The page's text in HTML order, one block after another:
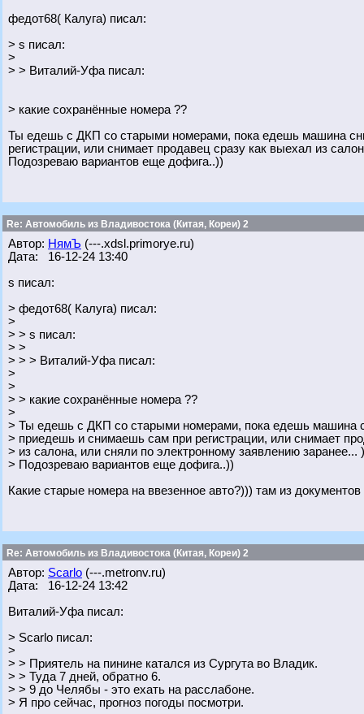
федот68( Калуга) писал:
> s писал:
>
> > Виталий-Уфа писал:
> какие сохранённые номера ??
Ты едешь с ДКП со старыми номерами, пока едешь машина
регистрации, или снимает продавец сразу как выехал из
Подозреваю вариантов еще дофига..))
Re: Автомобиль из Владивостока (Китая, Кореи) 2
Автор: НямЪ (---.xdsl.primorye.ru)
Дата: 16-12-24 13:40
s писал:
> федот68( Калуга) писал:
>
> > s писал:
> >
> > > Виталий-Уфа писал:
>
>
> > какие сохранённые номера ??
>
> Ты едешь с ДКП со старыми номерами, пока едешь машина
> приедешь и снимаешь сам при регистрации, или снимает
> из салона, или сняли по электронному заявлению заранее...
> Подозреваю вариантов еще дофига..))
Какие старые номера на ввезенное авто?))) там из
Re: Автомобиль из Владивостока (Китая, Кореи) 2
Автор: Scarlo (---.metronv.ru)
Дата: 16-12-24 13:42
Виталий-Уфа писал:
> Scarlo писал:
>
> > Приятель на пинине катался из Сургута во Владик.
> > Туда 7 дней, обратно 6.
> > 9 до Челябы - это ехать на расслабоне.
> Я про сейчас, прогноз погоды посмотри.